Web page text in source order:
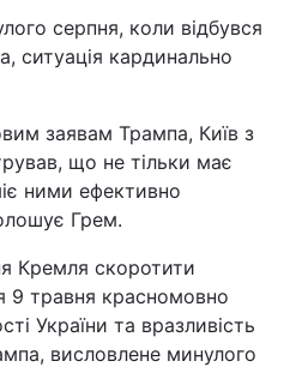
серпня, коли відбувся
ситуація кардинально
заявам Трампа, Київ з
що не тільки має
ними ефективно
Грем.
Кремля скоротити
9 травня красномовно
України та вразливість
висловлене минулого